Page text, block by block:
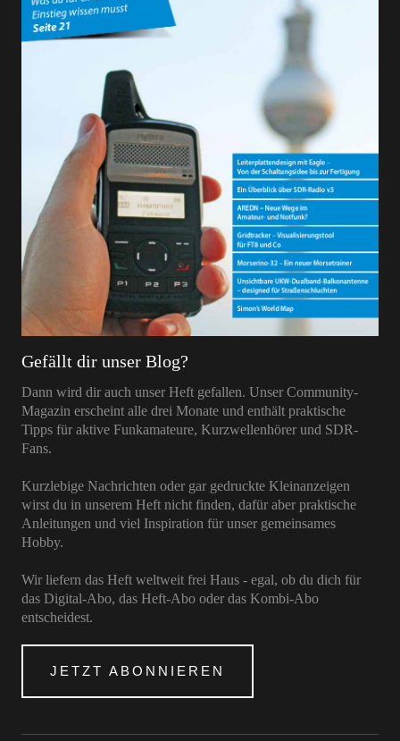
Gefällt dir unser Blog?
Dann wird dir auch unser Heft gefallen. Unser Community-
Magazin erscheint alle drei Monate und enthält praktische
Tipps für aktive Funkamateure, Kurzwellenhörer und SDR-
Fans.
Kurzlebige Nachrichten oder gar gedruckte Kleinanzeigen
wirst du in unserem Heft nicht finden, dafür aber praktische
Anleitungen und viel Inspiration für unser gemeinsames
Hobby.
Wir liefern das Heft weltweit frei Haus - egal, ob du dich für
das Digital-Abo, das Heft-Abo oder das Kombi-Abo
entscheidest.
JETZT ABONNIEREN